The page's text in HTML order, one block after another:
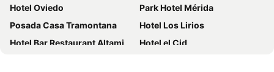
Hotel Oviedo
Park Hotel Mérida
Posada Casa Tramontana
Hotel Los Lirios
Hotel Bar Restaurant Altamira CA
Hotel el Cid